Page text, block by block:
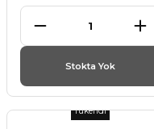
Çevirici
Stokta Yok
Tükendi